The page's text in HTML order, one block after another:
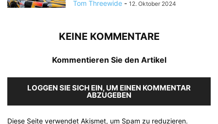
Tom Threewide - 12. Oktober 2024
KEINE KOMMENTARE
Kommentieren Sie den Artikel
LOGGEN SIE SICH EIN, UM EINEN KOMMENTAR
ABZUGEBEN
Diese Seite verwendet Akismet, um Spam zu reduzieren.